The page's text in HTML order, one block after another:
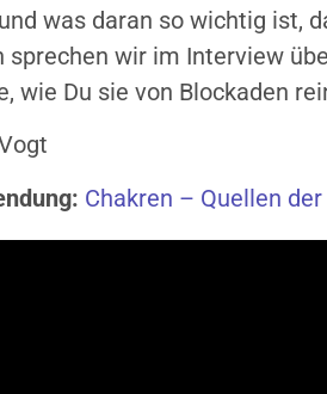
was daran so wichtig ist,
sprechen wir im Interview
wie Du sie von Blockaden
Chakren – Quellen